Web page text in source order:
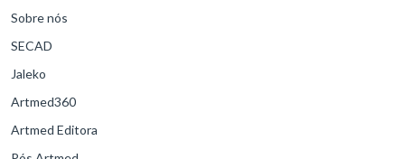
Sobre nós
SECAD
Jaleko
Artmed360
Artmed Editora